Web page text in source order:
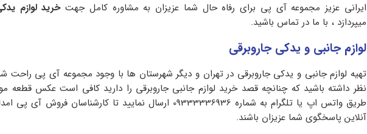
ایرانی عزیز مجموعه آی پی برای رفاه حال شما عزیزان به مشاوره کامل جهتخرید لوازم
میپردازد ، با ما در تماس باشید.
لوازم جانبی و یدکی جاروبرقی
تهیه لوازم جانبی و یدکی جاروبرقی در تهران و دیگر شهرستان ها با وجود مجموعه آی پی راحت
نظر داشته باشید که چنانچه قصد خرید لوازم جانبی جاروبرقی را دارید کافی است عکس قطعه
طریق واتس اپ یا تلگرام به شماره 09333336936 ارسال نمایید تا کارشناسان
آنلاین پاسخگوی شما عزیزان باشند.